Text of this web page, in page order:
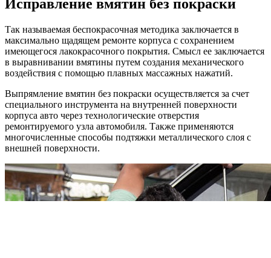
Исправление вмятин без покраски
Так называемая беспокрасочная методика заключается в
максимально щадящем ремонте корпуса с сохранением
имеющегося лакокрасочного покрытия. Смысл ее заключается
в выравнивании вмятины путем создания механического
воздействия с помощью плавных массажных нажатий.
Выпрямление вмятин без покраски осуществляется за счет
специального инструмента на внутренней поверхности
корпуса авто через технологические отверстия
ремонтируемого узла автомобиля. Также применяются
многочисленные способы подтяжки металлического слоя с
внешней поверхности.